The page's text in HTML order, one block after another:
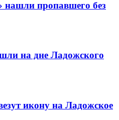
нашли пропавшего без
на дне Ладожского
икону на Ладожское